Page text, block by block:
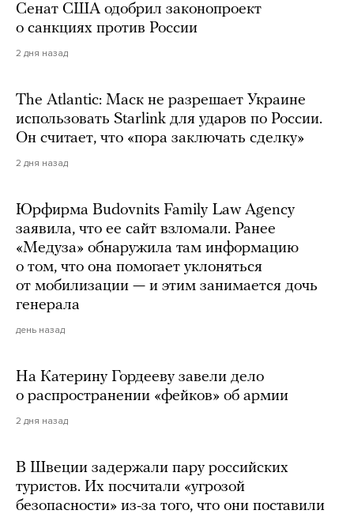
Сенат США одобрил законопроект
о санкциях против России
2 дня назад
The Atlantic: Маск не разрешает Украине
использовать Starlink для ударов по России.
Он считает, что «пора заключать сделку»
2 дня назад
Юрфирма Budovnits Family Law Agency
заявила, что ее сайт взломали. Ранее
«Медуза» обнаружила там информацию
о том, что она помогает уклоняться
от мобилизации — и этим занимается дочь
генерала
день назад
На Катерину Гордееву завели дело
о распространении «фейков» об армии
2 дня назад
В Швеции задержали пару российских
туристов. Их посчитали «угрозой
безопасности» из-за того, что они поставили